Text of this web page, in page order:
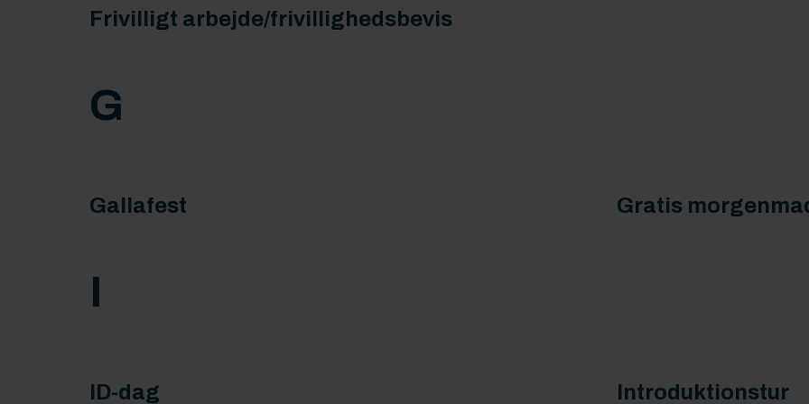
Frivilligt arbejde/frivillighedsbevis
G
Gallafest Gratis
I
ID-dag Introduktionstur